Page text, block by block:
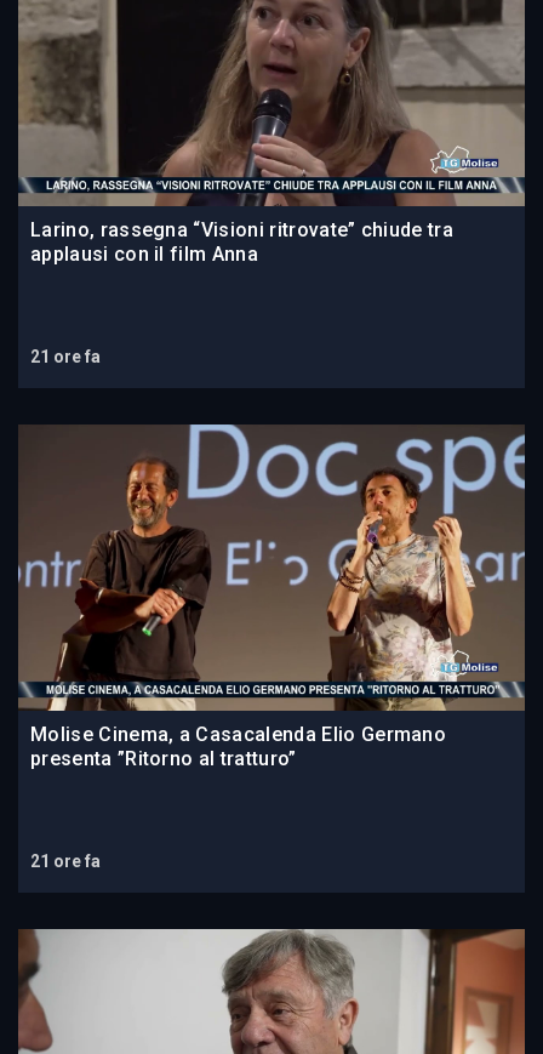
Larino, rassegna “Visioni ritrovate” chiude tra
applausi con il film Anna
21 ore fa
Molise Cinema, a Casacalenda Elio Germano
presenta ”Ritorno al tratturo”
21 ore fa